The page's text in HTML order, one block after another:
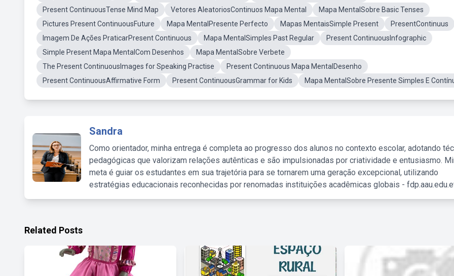
Present ContinuousTense Mind Map
Vetores AleatoriosContinuos Mapa Mental
Mapa MentalSobre Basic Tenses
Pictures Present ContinuousFuture
Mapa MentalPresente Perfecto Mapas MentaisSimple Present
PresentContinuus
Imagem De Ações PraticarPresent Continuous
Mapa MentalSimples Past Regular
Present ContinuousInfographic
Simple Present Mapa MentalCom Desenhos
Mapa MentalSobre Verbete
The Present ContinuousImages for Speaking Practise
Present Continuous Mapa MentalDesenho
Present ContinuousAffirmative Form
Present ContinuousGrammar for Kids Mapa MentalSobre Presente Simples E
Sandra
Como orientador, minha entrega é completa ao progresso dos alunos no contexto escolar, adotando
pedagógicas que valorizam relações autênticas e são impulsionadas por criatividade e entusiasmo.
meta é guiar os estudantes em sua trajetória para se tornarem uma geração excepcional, utilizando
estratégias educacionais reconhecidas por renomadas instituições acadêmicas globais -
Related Posts